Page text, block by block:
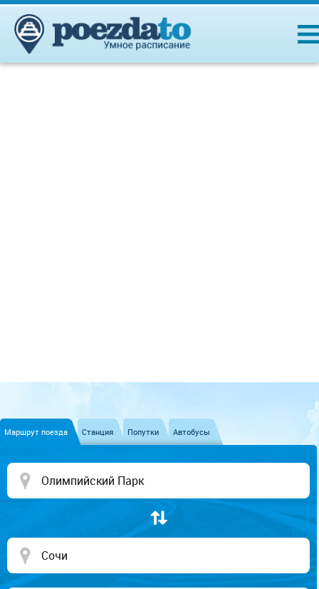
Маршрут поезда Станция Попутки Автобусы